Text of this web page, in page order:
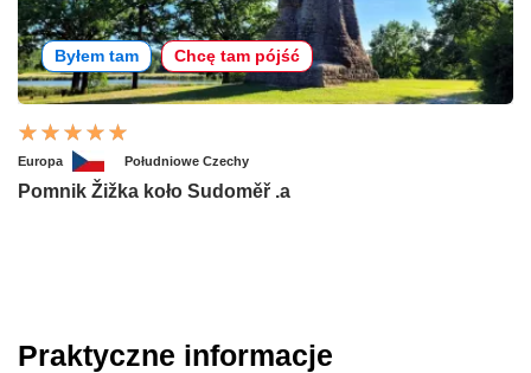
Byłem tam Chcę tam pójść
Europa Południowe Czechy
Pomnik Žižka koło Sudoměř .a
Praktyczne informacje